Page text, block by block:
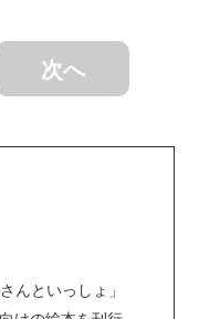
次へ
んといっしょ」